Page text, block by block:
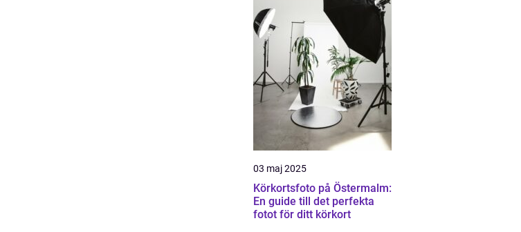
03 maj 2025
Körkortsfoto på Östermalm:
En guide till det perfekta
fotot för ditt körkort